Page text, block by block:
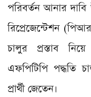
পরিবর্তন আনার
রিপ্রেজেন্টেশন
চালুর প্রস্তাব
এফপিটিপি পদ্ধতি
প্রার্থী জেতেন।